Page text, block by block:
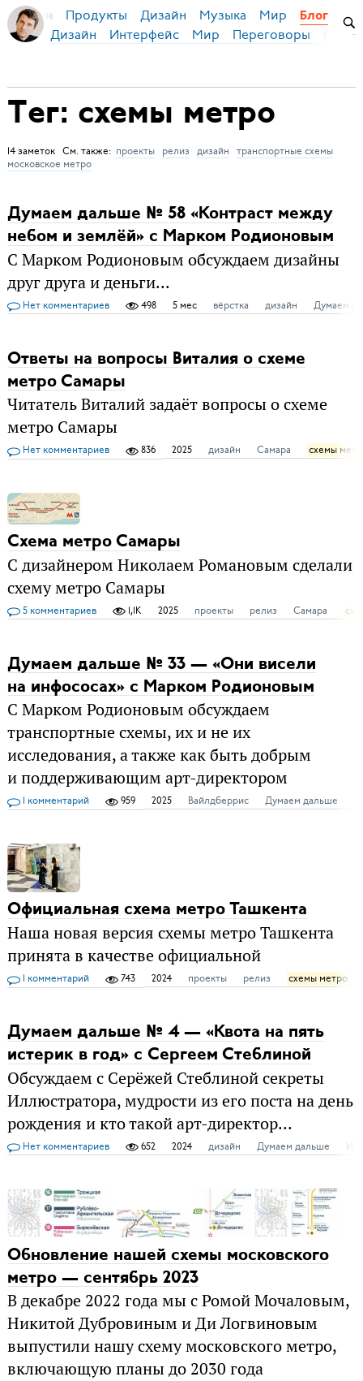
Бирман Продукты Дизайн Музыка Мир Блог
Дизайн Интерфейс Мир Переговоры
Тег: схемы метро
14 заметок См. также: проекты релиз дизайн
транспортные схемы
московское метро
Думаем дальше № 58 «Контраст между
небом и землёй» с Марком Родионовым
С Марком Родионовым обсуждаем дизайны
друг друга и деньги...
Нет комментариев 498 5 мес вёрстка дизайн Думаем
Ответы на вопросы Виталия о схеме
метро Самары
Читатель Виталий задаёт вопросы о схеме
метро Самары
Нет комментариев 836 2025 дизайн Самара схемы
Схема метро Самары
С дизайнером Николаем Романовым сделали
схему метро Самары
5 комментариев 1,1K 2025 проекты релиз Самара
Думаем дальше № 33 — «Они висели
на инфососах» c Марком Родионовым
С Марком Родионовым обсуждаем
транспортные схемы, их и не их
исследования, а также как быть добрым
и поддерживающим арт-директором
1 комментарий 959 2025 Вайлдберрис Думаем дальше
Официальная схема метро Ташкента
Наша новая версия схемы метро Ташкента
принята в качестве официальной
1 комментарий 743 2024 проекты релиз схемы метро
Думаем дальше № 4 — «Квота на пять
истерик в год» c Сергеем Стеблиной
Обсуждаем с Серёжей Стеблиной секреты
Иллюстратора, мудрости из его поста на день
рождения и кто такой арт-директор...
Нет комментариев 652 2024 дизайн Думаем дальше
Обновление нашей схемы московского
метро — сентябрь 2023
В декабре 2022 года мы с Ромой Мочаловым,
Никитой Дубровиным и Ди Логвиновым
выпустили нашу схему московского метро,
включающую планы до 2030 года